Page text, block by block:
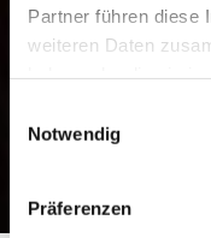
Partner führen diese
weiteren Daten
Notwendig
Präferenzen